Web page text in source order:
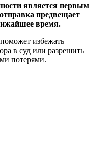
является первым
предвещает
время.
избежать
в суд или разрешить
потерями.